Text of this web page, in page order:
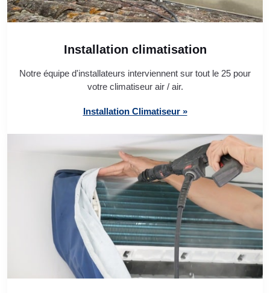
Installation climatisation
Notre équipe d'installateurs interviennent sur tout le 25 pour
votre climatiseur air / air.
Installation Climatiseur »